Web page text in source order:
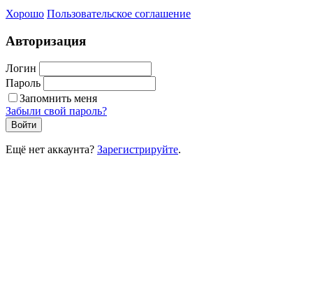
Хорошо Пользовательское соглашение
Авторизация
Логин
Пароль
Запомнить меня
Забыли свой пароль?
Войти
Ещё нет аккаунта? Зарегистрируйте.